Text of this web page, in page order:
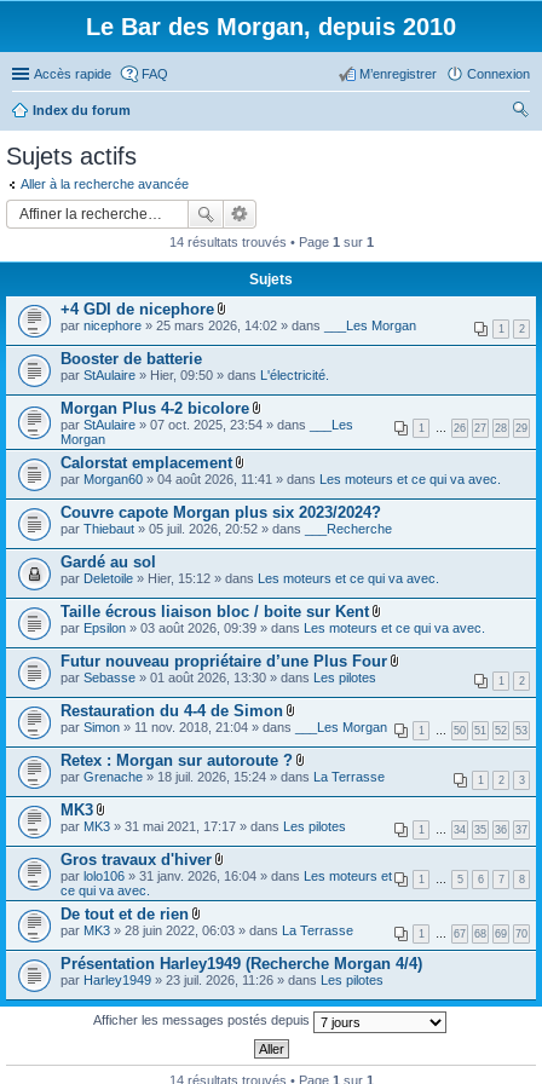
Le Bar des Morgan, depuis 2010
Accès rapide FAQ Connexion
M’enregistrer
Index du forum
Sujets actifs
Aller à la recherche avancée
14 résultats trouvés • Page 1 sur 1
Sujets
+4 GDI de nicephore
F
c
i
e
r
(
)
j
o
i
n
t
s
1 2
par nicephore » 25 mars 2026, 14:02 » dans ___Les Morgan
Booster de batterie
par StAulaire » Hier, 09:50 » dans L'électricité.
Morgan Plus 4-2 bicolore
F
c
i
r
(
s
)
o
i
n
t
s
1 26 27 28 29
par StAulaire » 07 oct. 2025, 23:54 » dans
___Les
Morgan
Calorstat emplacement
F
c
h
i
e
(
)
j
o
i
n
t
s
)
par Morgan60 » 04 août 2026, 11:41 » dans Les moteurs et ce qui va avec.
Couvre capote Morgan plus six 2023/2024?
par Thiebaut » 05 juil. 2026, 20:52 » dans ___Recherche
Gardé au sol
par Deletoile » Hier, 15:12 » dans Les moteurs et ce qui va avec.
Taille écrous liaison bloc / boite sur Kent
F
c
h
e
(
o
i
)
par Epsilon » 03 août 2026, 09:39 » dans Les moteurs et ce qui va avec.
Futur nouveau propriétaire d’une Plus Four
c
i
e
o
i
t
(
s
1 2
par Sebasse » 01 août 2026, 13:30 » dans Les pilotes
Restauration du 4-4 de Simon
i
c
h
i
e
(
o
i
t
s
)
1 50 51 52 53
par Simon » 11 nov. 2018, 21:04 » dans ___Les Morgan
Retex : Morgan sur autoroute ?
F
c
e
(
)
o
i
n
t
s
)
1 2 3
par Grenache » 18 juil. 2026, 15:24 » dans La Terrasse
MK3
F
c
h
i
e
r
(
s
)
j
o
i
n
t
)
1 34 35 36 37
par MK3 » 31 mai 2021, 17:17 » dans Les pilotes
Gros travaux d'hiver
F
c
i
r
(
s
)
o
t
1 5 6 7 8
par lolo106 » 31 janv. 2026, 16:04 » dans Les moteurs et
ce qui va avec.
De tout et de rien
F
c
h
e
(
1 67 68 69 70
par MK3 » 28 juin 2022, 06:03 » dans La Terrasse
Présentation Harley1949 (Recherche Morgan 4/4)
par Harley1949 » 23 juil. 2026, 11:26 » dans Les pilotes
Afficher les messages postés depuis
14 résultats trouvés • Page 1 sur 1